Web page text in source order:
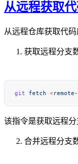
从远程获取
从远程仓库获取代
获取远程分支
git fetch <
该指令是获取远程分
合并远程分支